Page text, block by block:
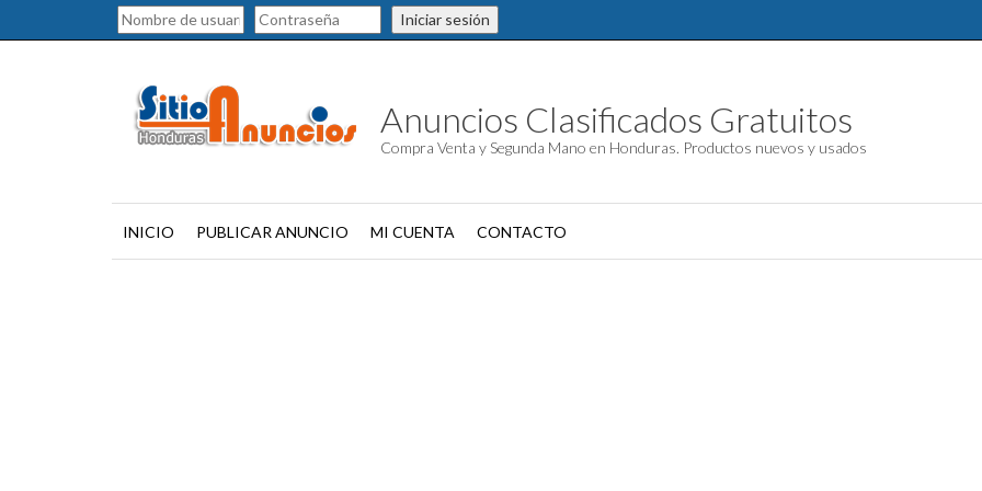
Iniciar sesión
Anuncios Clasificados Gratuitos
Compra Venta y Segunda Mano en Honduras. Productos nuevos y usados
INICIO PUBLICAR ANUNCIO MI CUENTA CONTACTO